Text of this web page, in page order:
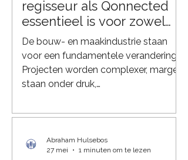
Bouwlogistiek vertegenwoordigt
regisseur als Qonnected
essentieel is voor zowel
aannemers als fabrikanten
De bouw- en maakindustrie staan
voor een fundamentele verandering.
Projecten worden complexer, marges
staan onder druk,
leveringsketens worden steeds
werken aannemers, fabrikanten,
leveranciers en transporteurs vaak
Abraham Hulsebos
27 mei
1 minuten om te lezen